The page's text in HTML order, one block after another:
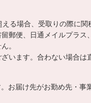
る場合、受取りの際に関
郵便、日通メイルプラス
。
います。合わない場合は
お届け先がお勤め先・